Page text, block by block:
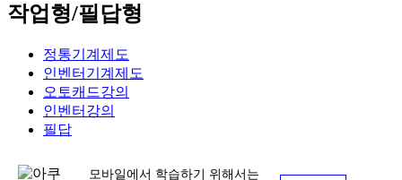
작업형/필답형
정통기계제도
인벤터기계제도
오토캐드강의
인벤터강의
필답
모바일에서 학습하기 위해서는